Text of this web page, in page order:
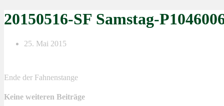
20150516-SF Samstag-
25. Mai 2015
Ende der Fahnenstange
Keine weiteren Beiträge